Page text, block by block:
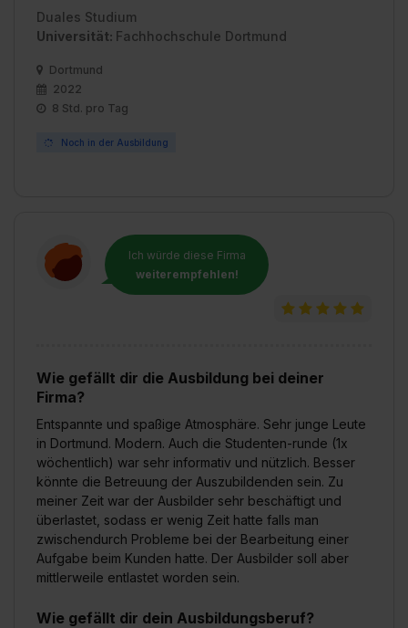
Duales Studium
Universität: Fachhochschule Dortmund
Dortmund
2022
8 Std. pro Tag
Noch in der Ausbildung
Ich würde diese Firma
weiterempfehlen!
Wie gefällt dir die Ausbildung bei deiner
Firma?
Entspannte und spaßige Atmosphäre. Sehr junge Leute
in Dortmund. Modern. Auch die Studenten-runde (1x
wöchentlich) war sehr informativ und nützlich. Besser
könnte die Betreuung der Auszubildenden sein. Zu
meiner Zeit war der Ausbilder sehr beschäftigt und
überlastet, sodass er wenig Zeit hatte falls man
zwischendurch Probleme bei der Bearbeitung einer
Aufgabe beim Kunden hatte. Der Ausbilder soll aber
mittlerweile entlastet worden sein.
Wie gefällt dir dein Ausbildungsberuf?